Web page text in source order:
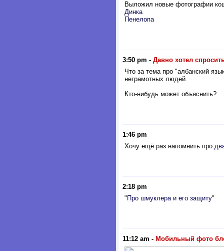
Выложил новые фотографии
Динка
Пенелопа
3:50 pm - Давно хотел
Что за тема про "албанский
неграмотных людей.
Кто-нибудь может объяснить?
1:46 pm
Хочу ещё раз напомнить про
2:18 pm
" Про шмуклера и его защиту"
11:12 am - Мобильный фото